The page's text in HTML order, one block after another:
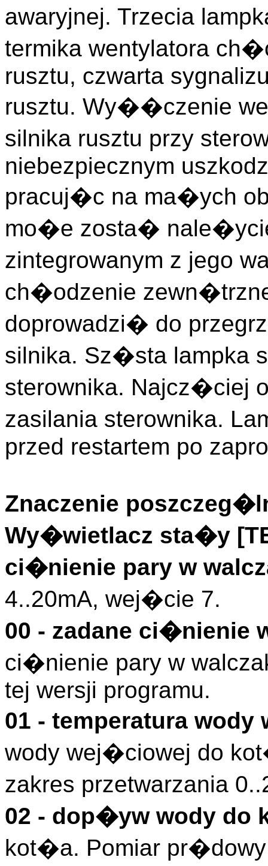
awaryjnej. Trzecia
termika wentylatora
rusztu, czwarta
rusztu. Wy��czenie
silnika rusztu przy
niebezpiecznym
pracuj�c na ma�ych
mo�e zosta�
zintegrowanym z jego
ch�odzenie
doprowadzi� do
silnika. Sz�sta lampka
sterownika. Najcz�ciej
zasilania sterownika.
przed restartem po
Znaczenie
Wy�wietlacz sta�y
ci�nienie pary w
4..20mA, wej�cie 7.
00 - zadane ci�nienie
ci�nienie pary w
tej wersji programu.
01 - temperatura
wody wej�ciowej do
zakres przetwarzania
02 - dop�yw wody
kot�a. Pomiar pr�dowy